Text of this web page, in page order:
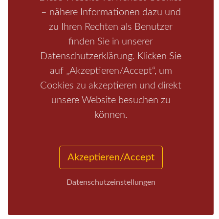
– nähere Informationen dazu und
zu Ihren Rechten als Benutzer
finden Sie in unserer
Datenschutzerklärung. Klicken Sie
auf „Akzeptieren/Accept“, um
Cookies zu akzeptieren und direkt
unsere Website besuchen zu
können.
Akzeptieren/Accept
Datenschutzeinstellungen
Region / Fragen+Antworten / Unterkunft / Aktivitäten
Kontakt / Impressum